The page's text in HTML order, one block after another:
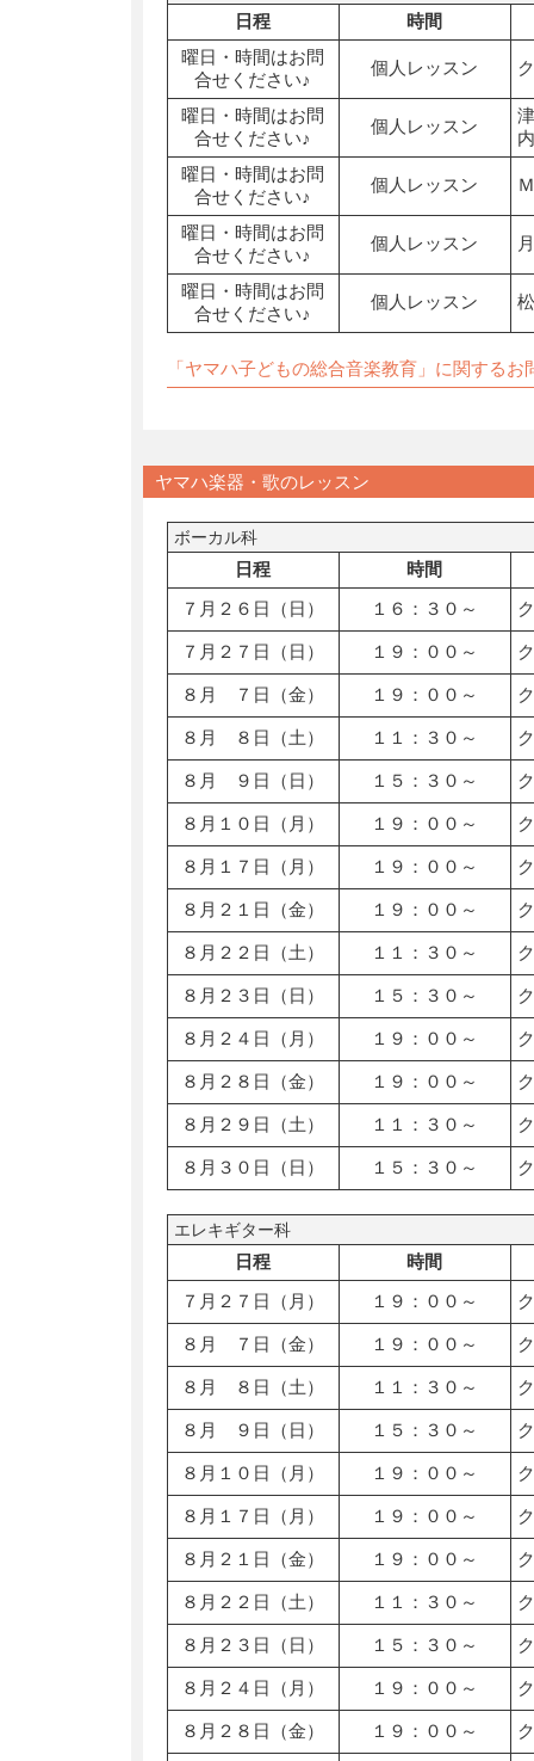
日程
時間
曜日・時間はお問
合せください♪
個人レッスン
曜日・時間はお問
合せください♪
個人レッスン
曜日・時間はお問
合せください♪
個人レッスン
曜日・時間はお問
合せください♪
個人レッスン
曜日・時間はお問
合せください♪
個人レッスン
「ヤマハ子どもの総合音楽教育」に関するお
ヤマハ楽器・歌のレッスン
ボーカル科
日程
時間
７月２６日（日）
１６：３０～
７月２７日（日） １９：００～
８月 ７日（金） １９：００～
８月 ８日（土） １１：３０～
８月 ９日（日） １５：３０～
８月１０日（月） １９：００～
８月１７日（月） １９：００～
８月２１日（金） １９：００～
８月２２日（土） １１：３０～
８月２３日（日） １５：３０～
８月２４日（月） １９：００～
８月２８日（金） １９：００～
８月２９日（土） １１：３０～
８月３０日（日） １５：３０～
エレキギター科
日程
時間
７月２７日（月）
１９：００～
８月 ７日（金） １９：００～
８月 ８日（土） １１：３０～
８月 ９日（日） １５：３０～
８月１０日（月） １９：００～
８月１７日（月） １９：００～
８月２１日（金） １９：００～
８月２２日（土） １１：３０～
８月２３日（日） １５：３０～
８月２４日（月） １９：００～
８月２８日（金） １９：００～